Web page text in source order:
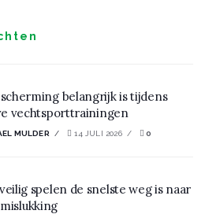
belangrijk is tijdens
vechtsporttrainingen
MULDER 14 JULI 2026 0
spelen de snelste weg is naar